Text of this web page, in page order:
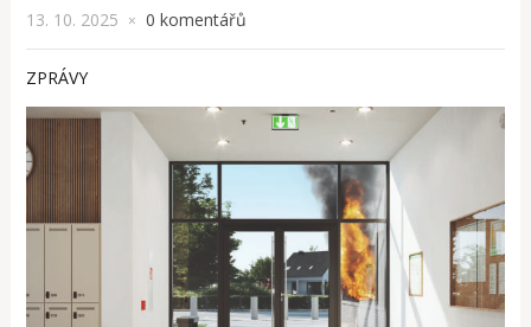
13. 10. 2025 × 0 komentářů
ZPRÁVY